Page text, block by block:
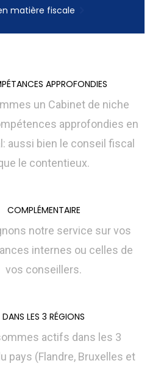
matière fiscale
APPROFONDIES
un Cabinet de niche
approfondies en
aussi bien le conseil fiscal
le contentieux.
COMPLÉMENTAIRE
notre service sur vos
internes ou celles de
vos conseillers.
DANS LES 3 RÉGIONS
actifs dans les 3
pays (Flandre, Bruxelles et